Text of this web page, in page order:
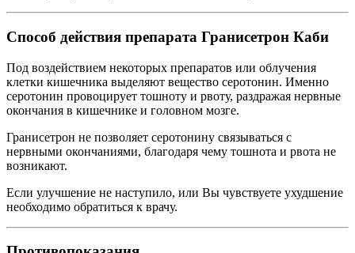
Способ действия препарата Гранисетрон Каби
Под воздействием некоторых препаратов или облучения
клетки кишечника выделяют вещество серотонин. Именно
серотонин провоцирует тошноту и рвоту, раздражая нервные
окончания в кишечнике и головном мозге.
Гранисетрон не позволяет серотонину связываться с
нервными окончаниями, благодаря чему тошнота и рвота не
возникают.
Если улучшение не наступило, или Вы чувствуете ухудшение
необходимо обратиться к врачу.